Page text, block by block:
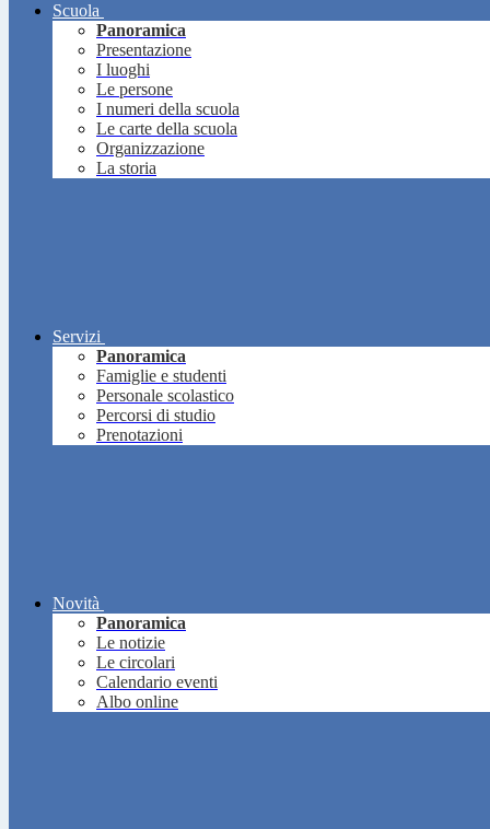
Scuola
Panoramica
Presentazione
I luoghi
Le persone
I numeri della scuola
Le carte della scuola
Organizzazione
La storia
Servizi
Panoramica
Famiglie e studenti
Personale scolastico
Percorsi di studio
Prenotazioni
Novità
Panoramica
Le notizie
Le circolari
Calendario eventi
Albo online